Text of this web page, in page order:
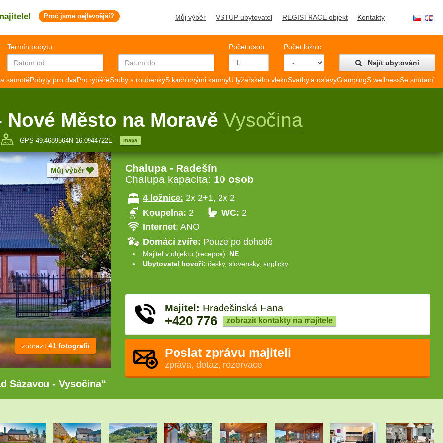
! Proč jsme nejlevnější? Můj výběr VSTUP ubytovatel REGISTRACE objekt Kontakty
Termín pobytu Počet osob
Počet ložnic
Najít ubytování
samotěPobyty pro dvaPro rybářeSruby a roubenkyS kachlovými kamnyU lyžařského vlekuSvatby a oslavyGlampingS wellnessSe snídaní
Město na Moravě Vysočina
GPS 49.4689564N 16.0944722E mapa
Můj výběr
zobrazit 41 fotografií
Sázavou - Vysočina“
Chalupa - Radešín
Chalupa kapacita: 10 osob
4 ložnice: 2x 2+1, 2x 2
Koupelna: 2 WC: 2
Internet: ANO
Domácí zvíře: Pouze po dohodě
Majitel v objektu (recepce): NE
Ubytovatel hovoří: česky, slovensky, anglicky
Majitel: Hradešinská Hana
+420 776 zobrazit kontakty na majitele
Poslat zprávu majiteli
zpráva, dotaz, rezervace